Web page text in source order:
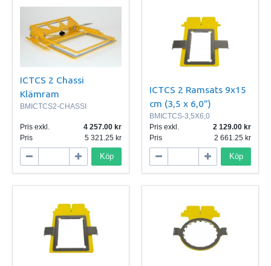
ICTCS 2 Chassi
Klämram
BMICTCS2-CHASSI
Pris exkl.
4 257.00
Pris
5 321.25
Köp
ICTCS 2 Ramsats 9x15
cm (3,5 x 6,0")
BMICTCS-3,5X6,0
Pris exkl.
2 129.00
Pris
2 661.25
Köp